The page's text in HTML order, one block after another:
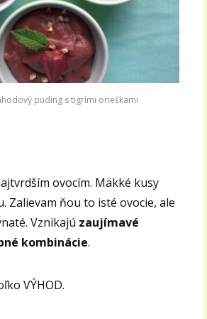
puding s tigrími orieškami
ovocím. Mäkké kusy
Zalievam ňou to isté ovocie, ale
Vznikajú zaujímavé
kombinácie.
VÝHOD.